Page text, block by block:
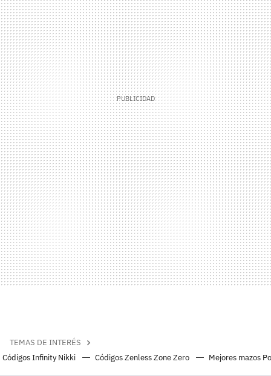
TEMAS DE INTERÉS
Códigos Infinity Nikki
Códigos Zenless Zone Zero Mejores mazos